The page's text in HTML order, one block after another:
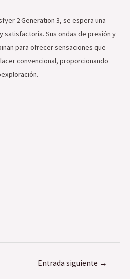
2 Generation 3, se espera una
satisfactoria. Sus ondas de presión y
para ofrecer sensaciones que
convencional, proporcionando
Entrada siguiente →